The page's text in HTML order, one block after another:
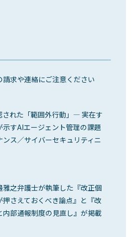
求や連絡にご注意ください
された「範囲外行動」― 実在す
すAIエージェント管理の課題
ス／サイバーセキュリティニ
雅之弁護士が執筆した『改正個
さえておくべき論点』と『改
部通報制度の見直し』が掲載